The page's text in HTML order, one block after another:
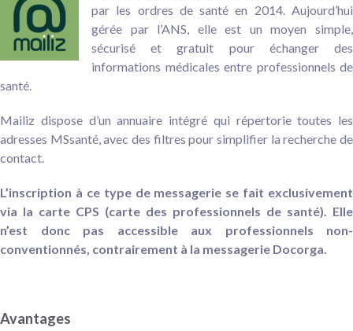
par les ordres de santé en 2014. Aujourd’hui
gérée par l’ANS, elle est un moyen simple,
sécurisé et gratuit pour échanger des
informations médicales entre professionnels de
santé.
Mailiz dispose d’un annuaire intégré qui répertorie toutes les
adresses MSsanté, avec des filtres pour simplifier la recherche de
contact.
L’inscription à ce type de messagerie se fait exclusivement
via la carte CPS (carte des professionnels de santé). Elle
n’est donc pas accessible aux professionnels non-
conventionnés, contrairement à la messagerie Docorga.
Avantages